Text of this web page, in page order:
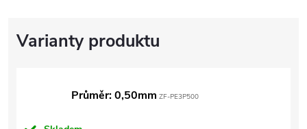
Průměr: 0,50mm ZF-PE3P500